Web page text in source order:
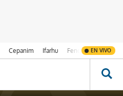
Cepanim Ifarhu Fenómeno de El
EN VIVO